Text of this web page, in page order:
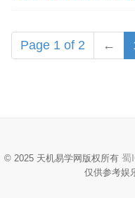
Page 1 of 2 ←
© 2025 天机易学网版权所有 蜀
仅供参考娱